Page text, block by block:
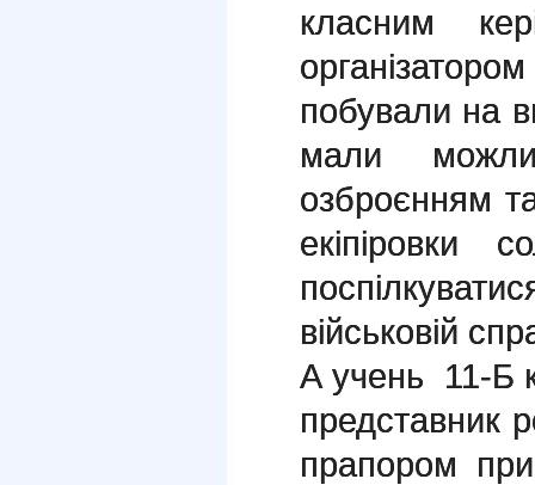
класним
побували на
мали
озброєнням
екіпіровки
військовій
А учень 11-Б
представник
прапором